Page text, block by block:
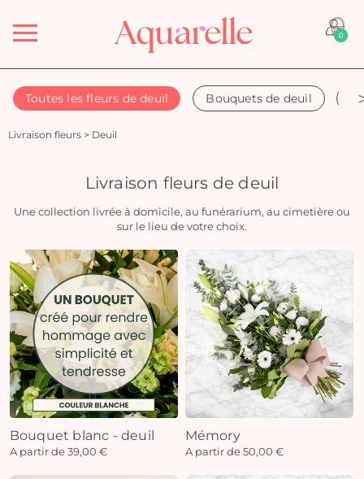
Menu 0
Toutes les fleurs de deuil Bouquets de deuil
Livraison fleurs > Deuil
Livraison fleurs de deuil
Une collection livrée à domicile, au funérarium, au cimetière ou
sur le lieu de votre choix.
Bouquet blanc - deuil
A partir de 39,00 €
Mémory
A partir de 50,00 €